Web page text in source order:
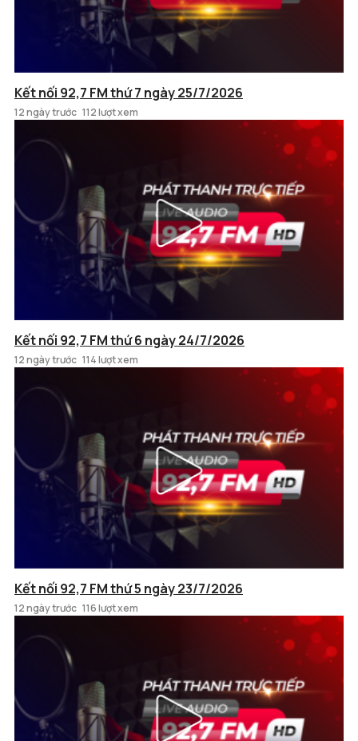
Kết nối 92,7 FM thứ 7 ngày 25/7/2026
12 ngày trước 112 lượt xem
Kết nối 92,7 FM thứ 6 ngày 24/7/2026
12 ngày trước 114 lượt xem
Kết nối 92,7 FM thứ 5 ngày 23/7/2026
12 ngày trước 116 lượt xem